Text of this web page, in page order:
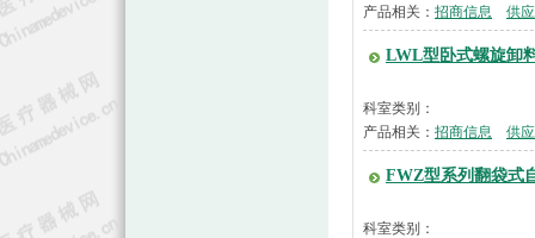
产品相关： 招商信息 供
LWL型卧式螺旋卸
科室类别：
产品相关： 招商信息 供
FWZ型系列翻袋式
科室类别：